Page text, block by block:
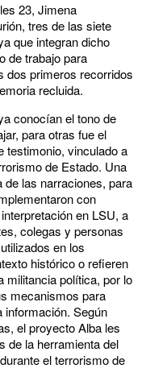
23, Jimena
tres de las siete
que integran dicho
de trabajo para
dos primeros recorridos
recluida.
conocían el tono de
para otras fue el
testimonio, vinculado a
de Estado. Una
de las narraciones, para
con
en LSU, a
colegas y personas
en los
histórico o refieren
militancia política, por lo
mecanismos para
información. Según
el proyecto Alba les
de la herramienta del
el terrorismo de